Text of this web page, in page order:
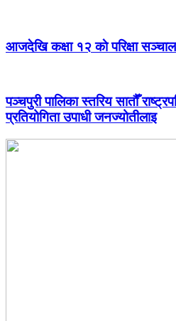
आजदेखि कक्षा १२ काे परिक्षा
पञ्चपुरी पालिका स्तरिय सातौँ
प्रतियोगिता उपाधी जनज्योतीलाइ